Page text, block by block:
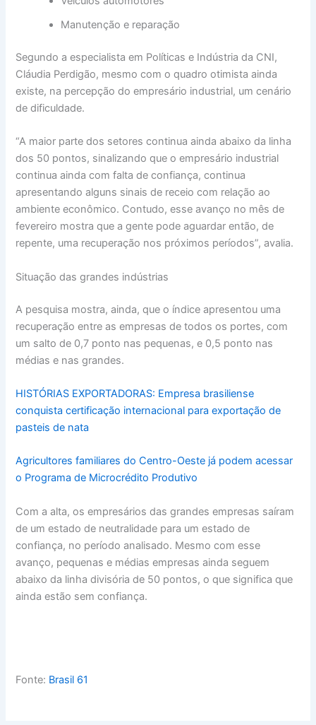
Manutenção e reparação
Segundo a especialista em Políticas e Indústria da CNI,
Cláudia Perdigão, mesmo com o quadro otimista ainda
existe, na percepção do empresário industrial, um cenário
de dificuldade.
“A maior parte dos setores continua ainda abaixo da linha
dos 50 pontos, sinalizando que o empresário industrial
continua ainda com falta de confiança, continua
apresentando alguns sinais de receio com relação ao
ambiente econômico. Contudo, esse avanço no mês de
fevereiro mostra que a gente pode aguardar então, de
repente, uma recuperação nos próximos períodos”, avalia.
Situação das grandes indústrias
A pesquisa mostra, ainda, que o índice apresentou uma
recuperação entre as empresas de todos os portes, com
um salto de 0,7 ponto nas pequenas, e 0,5 ponto nas
médias e nas grandes.
HISTÓRIAS EXPORTADORAS: Empresa brasiliense
conquista certificação internacional para exportação de
pasteis de nata
Agricultores familiares do Centro-Oeste já podem acessar
o Programa de Microcrédito Produtivo
Com a alta, os empresários das grandes empresas saíram
de um estado de neutralidade para um estado de
confiança, no período analisado. Mesmo com esse
avanço, pequenas e médias empresas ainda seguem
abaixo da linha divisória de 50 pontos, o que significa que
ainda estão sem confiança.
Fonte: Brasil 61